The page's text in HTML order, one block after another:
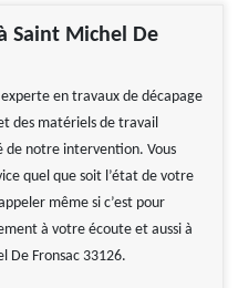
Saint Michel De
en travaux de décapage
des matériels de travail
de notre intervention. Vous
quel que soit l’état de votre
même si c’est pour
à votre écoute et aussi à
De Fronsac 33126.